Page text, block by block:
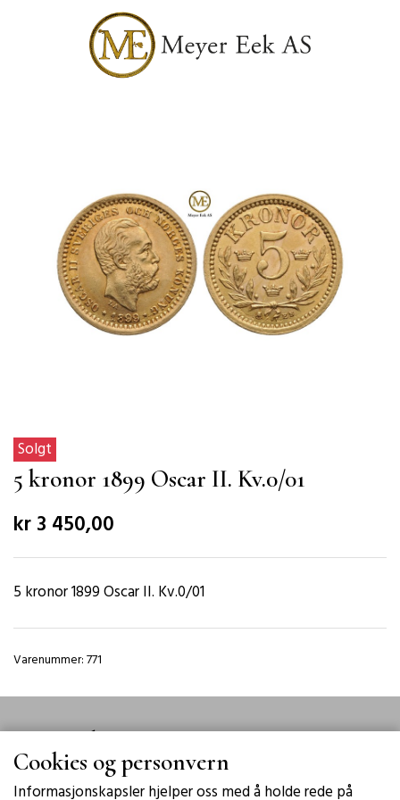
Solgt
5 kronor 1899 Oscar II. Kv.0/01
kr 3 450,00
5 kronor 1899 Oscar II. Kv.0/01
Varenummer: 771
Meyer Eek
Kontakt oss
Cookies og personvern
Informasjonskapsler hjelper oss med å holde rede på